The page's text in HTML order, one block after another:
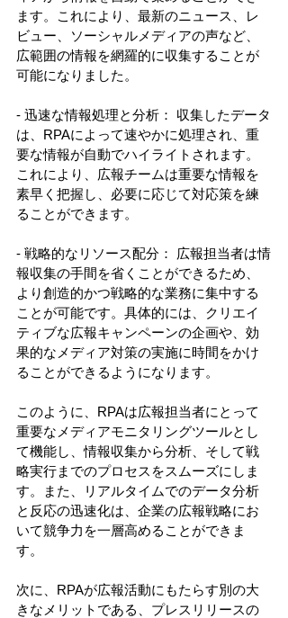
ます。これにより、最新のニュース、レ
ビュー、ソーシャルメディアの声など、
広範囲の情報を網羅的に収集することが
可能になりました。
- 迅速な情報処理と分析： 収集したデータ
は、RPAによって速やかに処理され、重
要な情報が自動でハイライトされます。
これにより、広報チームは重要な情報を
素早く把握し、必要に応じて対応策を練
ることができます。
- 戦略的なリソース配分： 広報担当者は情
報収集の手間を省くことができるため、
より創造的かつ戦略的な業務に集中する
ことが可能です。具体的には、クリエイ
ティブな広報キャンペーンの企画や、効
果的なメディア対策の実施に時間をかけ
ることができるようになります。
このように、RPAは広報担当者にとって
重要なメディアモニタリングツールとし
て機能し、情報収集から分析、そして戦
略実行までのプロセスをスムーズにしま
す。また、リアルタイムでのデータ分析
と反応の迅速化は、企業の広報戦略にお
いて競争力を一層高めることができま
す。
次に、RPAが広報活動にもたらす別の大
きなメリットである、プレスリリースの